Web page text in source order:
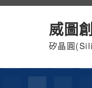
威圖
矽晶圓